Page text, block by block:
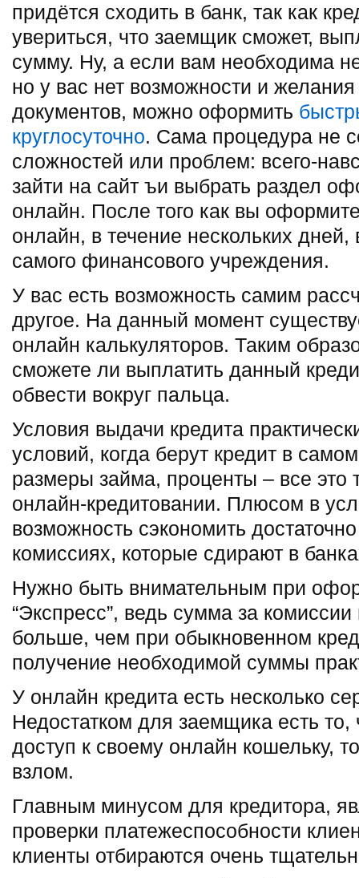
придётся сходить в банк, так как
увериться, что заемщик сможет,
сумму. Ну, а если вам необходима
но у вас нет возможности и
документов, можно оформить
круглосуточно. Сама процедура не
сложностей или проблем: всего-
зайти на сайт ъи выбрать раздел
онлайн. После того как вы
онлайн, в течение нескольких дней,
самого финансового учреждения.
У вас есть возможность самим
другое. На данный момент
онлайн калькуляторов. Таким
сможете ли выплатить данный
обвести вокруг пальца.
Условия выдачи кредита
условий, когда берут кредит в
размеры займа, проценты – все это
онлайн-кредитовании. Плюсом в
возможность сэкономить
комиссиях, которые сдирают в
Нужно быть внимательным при
“Экспресс”, ведь сумма за
больше, чем при обыкновенном
получение необходимой суммы
У онлайн кредита есть несколько
Недостатком для заемщика есть то,
доступ к своему онлайн кошельку,
взлом.
Главным минусом для кредитора,
проверки платежеспособности
клиенты отбираются очень